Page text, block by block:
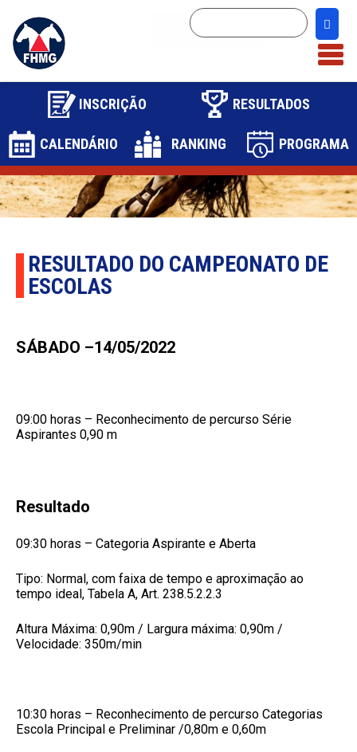
INSCRIÇÃO RESULTADOS
CALENDÁRIO RANKING PROGRAMA
12
RESULTADO DO CAMPEONATO DE
ESCOLAS
SÁBADO –14/05/2022
09:00 horas – Reconhecimento de percurso Série
Aspirantes 0,90 m
Resultado
09:30 horas – Categoria Aspirante e Aberta
Tipo: Normal, com faixa de tempo e aproximação ao
tempo ideal, Tabela A, Art. 238.5.2.2.3
Altura Máxima: 0,90m / Largura máxima: 0,90m /
Velocidade: 350m/min
10:30 horas – Reconhecimento de percurso Categorias
Escola Principal e Preliminar /0,80m e 0,60m